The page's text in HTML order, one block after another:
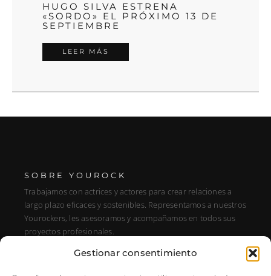
Gestionar consentimiento
HUGO SILVA ESTRENA
«SORDO» EL PRÓXIMO 13 DE
SEPTIEMBRE
LEER MÁS
SOBRE YOUROCK
Trabajamos con actrices y actores para crear relaciones a
largo plazo eficaces y sostenibles. Representamos a nuestros
Yourockers, les asesoramos y acompañamos en todos sus
proyectos profesionales.
DIRECCIÓN